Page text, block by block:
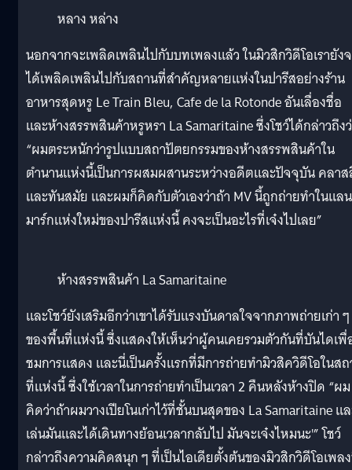
หลาง หล่าง
นอกจากจะเพลิดเพลินไปกับบทเพลงแล้ว ในมิวสิกวิดีโอเรายัง
ได้เพลิดเพลินไปกับสถานที่สำคัญหลายแห่งในปารีสอย่างร้าน
อาหารสุดหรู Le Train Bleu, Cafe de la Rotonde อันเลื่องชื่อ
และห้างสรรพสินค้าหรูหรา La Samaritaine ซึ่งโชว์ได้กล่าวถึง
“ผมตระหนักว่ารูปแบบสถาปัตยกรรมของห้างสรรพสินค้าใน
ตำนานแห่งนี้เป็นการผสมผสานระหว่างอดีตและปัจจุบัน คลา
และทันสมัย ​​และผมก็คิดกับตัวเองว่าถ้า MV นี้ถูกถ่ายทำในแล
มาร์กแห่งใหม่ของปารีสแห่งนี้ คงจะเป็นอะไรที่เจ๋งไปเลย”
ห้างสรรพสินค้า La Samaritaine
และโชว์ยังเสริมอีกว่าเขาได้รับแรงบันดาลใจจากภาพถ่ายเก่า ๆ
ของพื้นที่แห่งนี้ ซึ่งแสดงให้เห็นว่าผู้คนเคยรวมตัวกันที่บันไดเพื่
ชมการแสดง และนี่เป็นครั้งแรกที่มีการถ่ายทำมิวสิควิดีโอในส
ที่แห่งนี้ ซึ่งใช้เวลาในการถ่ายทำเป็นเวลา 2 คืนหลังห้างปิด “ผม
คิดว่าถ้าผมวางเปียโนเก่าไว้ที่ชั้นบนสุดของ La Samaritaine แ
เล่นมันและได้เดินทางย้อนเวลากลับไป มันจะเจ๋งไหมนะ'” โชว์
กล่าวถึงความคิดสนุก ๆ ที่เป็นไอเดียตั้งต้นของมิวสิกวิดีโอเพล